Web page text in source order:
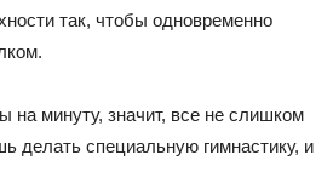
так, чтобы одновременно
на минуту, значит, все не слишком
делать специальную гимнастику, и